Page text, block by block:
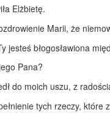
Elżbietę.
Marii, że
jesteś błogosławiona
Pana?
do moich uszu, z
tych rzeczy, które